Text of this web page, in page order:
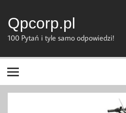
content
Qpcorp.pl
100 Pytań i tyle samo odpowiedzi!